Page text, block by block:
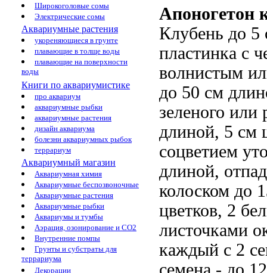
Широкоголовые сомы
Электрические сомы
Аквариумные растения
укореняющиеся в грунте
плавающие в толще воды
плавающие на поверхности
воды
Книги по аквариумистике
про аквариум
аквариумные рыбки
аквариумные растения
дизайн аквариума
болезни аквариумных рыбок
террариум
Аквариумный магазин
Аквариумная химия
Аквариумные беспозвоночные
Аквариумные растения
Аквариумные рыбки
Аквариумы и тумбы
Аэрация, озонирование и CO2
Внутренние помпы
Грунты и субстраты для
террариума
Декорации
Апоногетон
Клубень до 5
пластинка с
волнистым
до 50 см
зеленого
длиной, 5 см
соцветием
длиной,
колоском до
цветков, 2
листочками
каждый с 2